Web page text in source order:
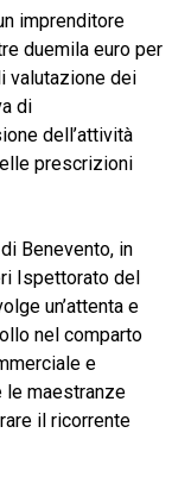
imprenditore
duemila euro per
valutazione dei
di
dell’attività
prescrizioni
Benevento, in
Ispettorato del
un’attenta e
nel comparto
e
le maestranze
il ricorrente